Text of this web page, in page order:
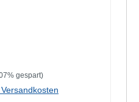
gespart)